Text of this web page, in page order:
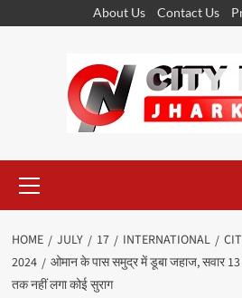
About Us Contact Us
Menu
HOME JULY 17 INTERNATIONAL
2024
ओमान के पास समुद्र में डूबा जहाज, सवार
तक नहीं लगा कोई सुराग